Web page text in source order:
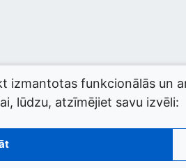
izmantotas funkcionālās un
lūdzu, atzīmējiet savu izvēli: